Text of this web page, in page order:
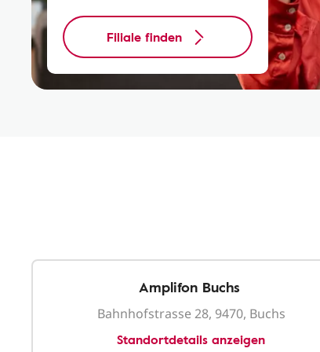
Filiale finden
Amplifon Buchs
Bahnhofstrasse 28, 9470, Buchs
Standortdetails anzeigen